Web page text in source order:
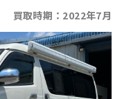
買取時期： 2022年7月